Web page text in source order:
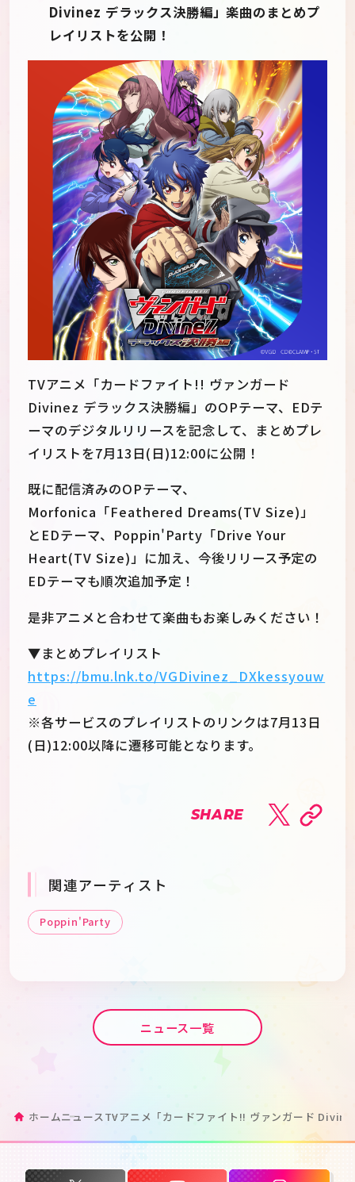
Divinez デラックス決勝編」楽曲のまとめプ
レイリストを公開！
TVアニメ「カードファイト!! ヴァンガード
Divinez デラックス決勝編」のOPテーマ、EDテ
ーマのデジタルリリースを記念して、まとめプレ
イリストを7月13日(日)12:00に公開！
既に配信済みのOPテーマ、
Morfonica「Feathered Dreams(TV Size)」
とEDテーマ、Poppin'Party「Drive Your
Heart(TV Size)」に加え、今後リリース予定の
EDテーマも順次追加予定！
是非アニメと合わせて楽曲もお楽しみください！
▼まとめプレイリスト
https://bmu.lnk.to/VGDivinez_DXkessyouw
e
※各サービスのプレイリストのリンクは7月13日
(日)12:00以降に遷移可能となります。
SHARE
関連アーティスト
Poppin'Party
ニュース一覧
ホームニュースTVアニメ「カードファイト!! ヴァンガード